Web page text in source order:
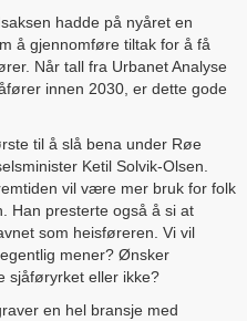
hadde på nyåret en
å gjennomføre tiltak for å få
Når tall fra Urbanet Analyse
innen 2030, er dette gode
til å slå bena under Røe
Ketil Solvik-Olsen.
vil være mer bruk for folk
Han presterte også å si at
som heisføreren. Vi vil
mener? Ønsker
sjåføryrket eller ikke?
en hel bransje med